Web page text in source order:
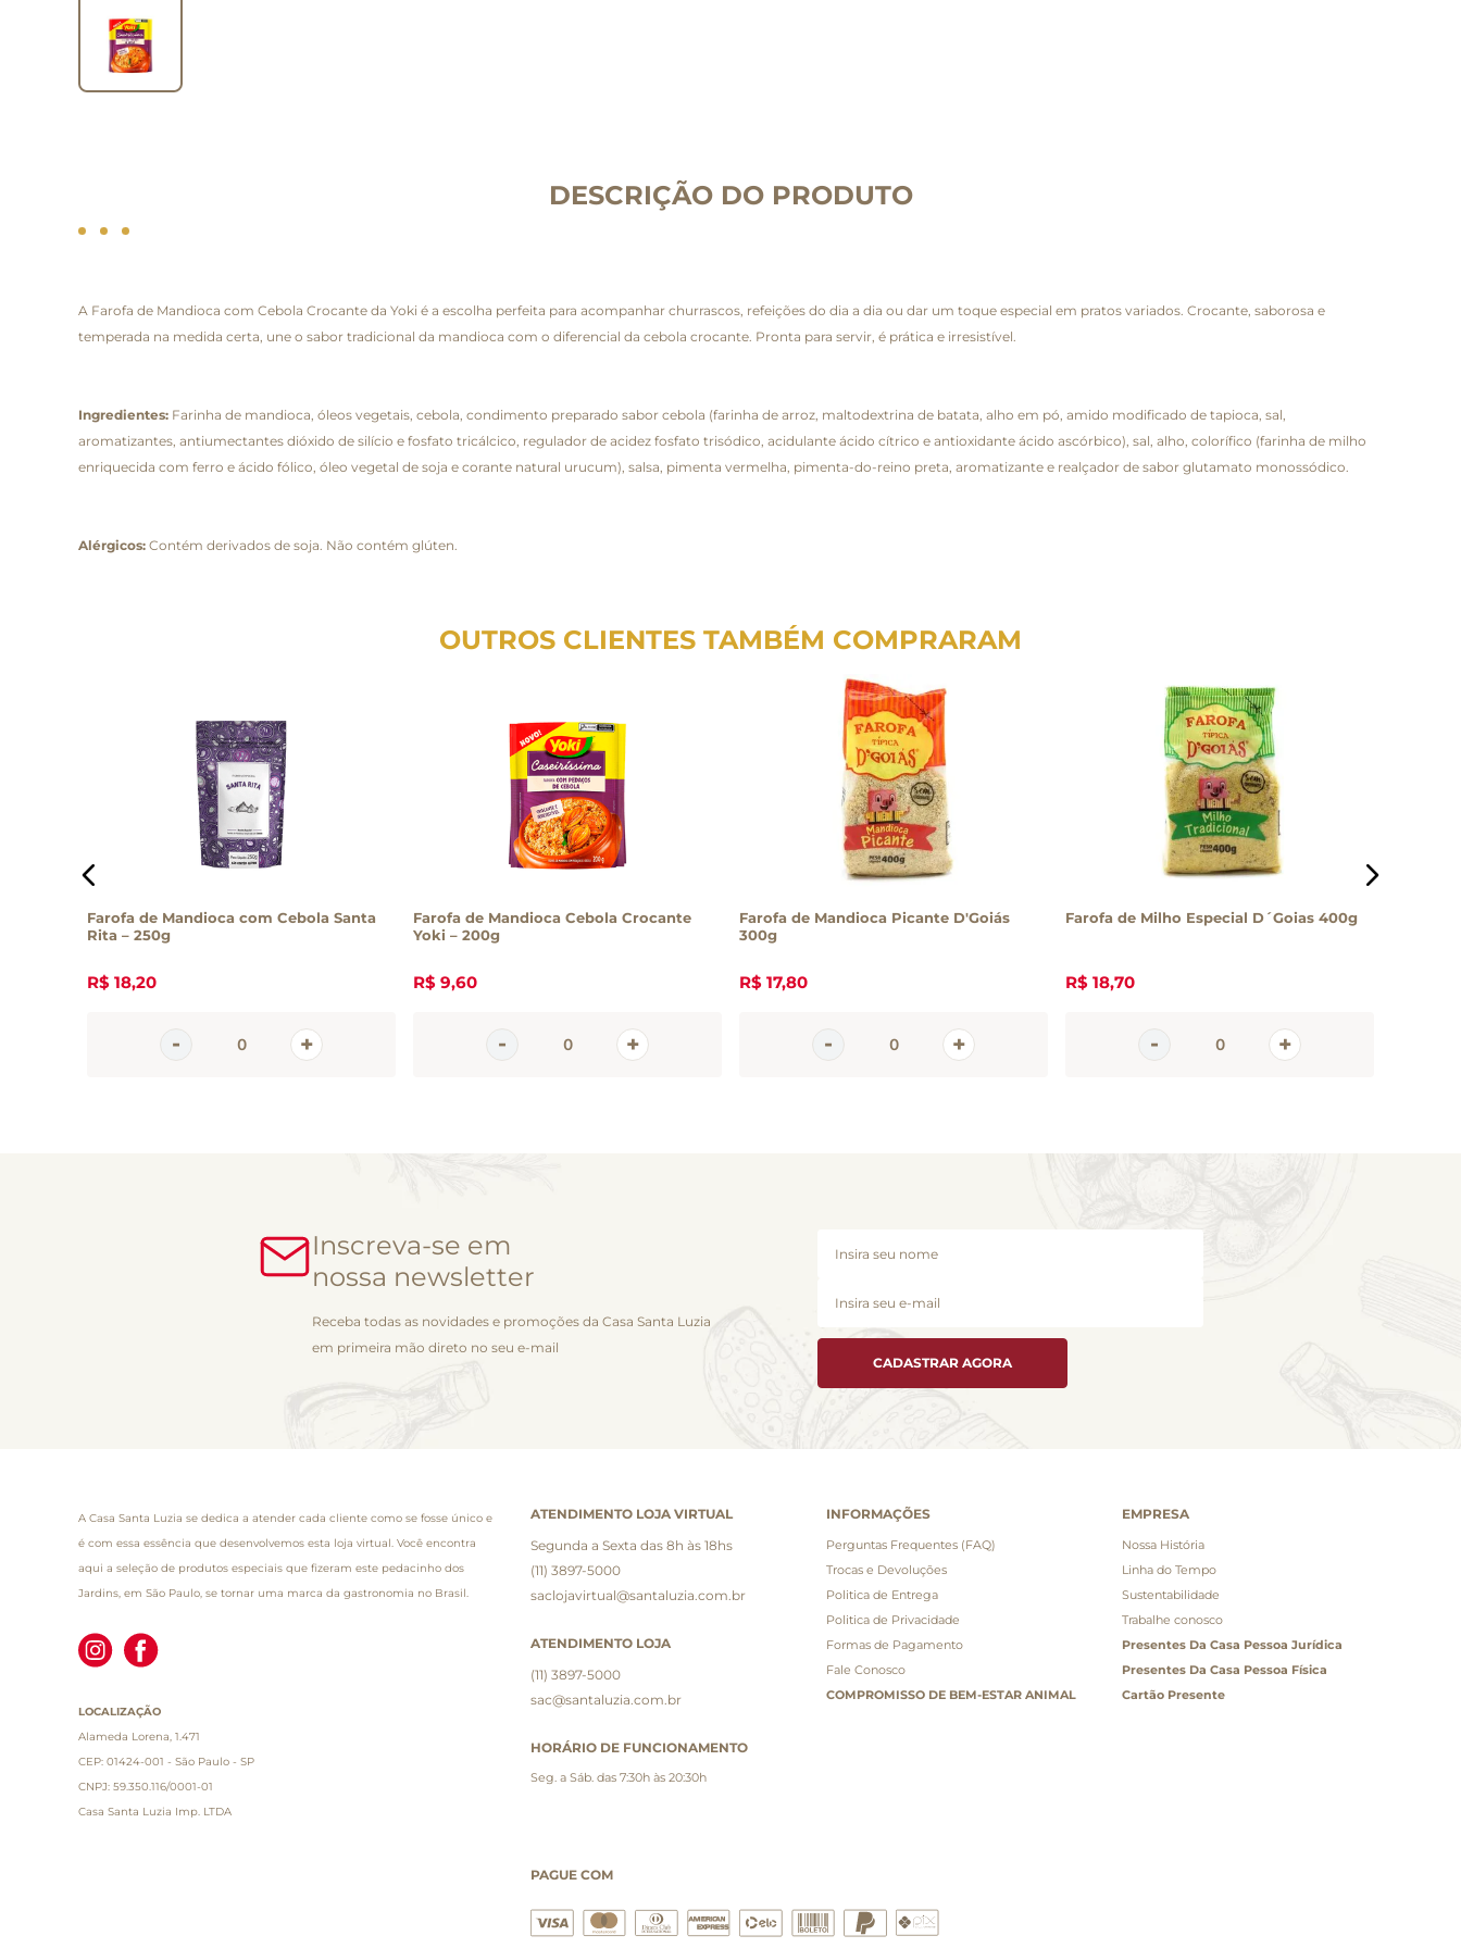
DESCRIÇÃO DO PRODUTO
A Farofa de Mandioca com Cebola Crocante da Yoki é a escolha perfeita para acompanhar churrascos, refeições do dia a dia ou dar um toque especial em pratos variados. Crocante, saborosa e
temperada na medida certa, une o sabor tradicional da mandioca com o diferencial da cebola crocante. Pronta para servir, é prática e irresistível.
Ingredientes: Farinha de mandioca, óleos vegetais, cebola, condimento preparado sabor cebola (farinha de arroz, maltodextrina de batata, alho em pó, amido modificado de tapioca, sal,
aromatizantes, antiumectantes dióxido de silício e fosfato tricálcico, regulador de acidez fosfato trisódico, acidulante ácido cítrico e antioxidante ácido ascórbico), sal, alho, colorífico (farinha de milho
enriquecida com ferro e ácido fólico, óleo vegetal de soja e corante natural urucum), salsa, pimenta vermelha, pimenta-do-reino preta, aromatizante e realçador de sabor glutamato monossódico.
Alérgicos: Contém derivados de soja. Não contém glúten.
OUTROS CLIENTES TAMBÉM COMPRARAM
Farofa de Mandioca com Cebola Santa
Rita – 250g
R$ 18,20
Farofa de Mandioca Cebola Crocante
Yoki – 200g
R$ 9,60
Farofa de Mandioca Picante D'Goiás
300g
R$ 17,80
Farofa de Milho Especial D´Goias 400g
R$ 18,70
Inscreva-se em
nossa newsletter
Receba todas as novidades e promoções da Casa Santa Luzia
em primeira mão direto no seu e-mail
CADASTRAR AGORA
A Casa Santa Luzia se dedica a atender cada cliente como se fosse único e
é com essa essência que desenvolvemos esta loja virtual. Você encontra
aqui a seleção de produtos especiais que fizeram este pedacinho dos
Jardins, em São Paulo, se tornar uma marca da gastronomia no Brasil.
LOCALIZAÇÃO
Alameda Lorena, 1.471
CEP: 01424-001 - São Paulo - SP
CNPJ: 59.350.116/0001-01
Casa Santa Luzia Imp. LTDA
ATENDIMENTO LOJA VIRTUAL
Segunda a Sexta das 8h às 18hs
(11) 3897-5000
saclojavirtual@santaluzia.com.br
ATENDIMENTO LOJA
(11) 3897-5000
sac@santaluzia.com.br
HORÁRIO DE FUNCIONAMENTO
Seg. a Sáb. das 7:30h às 20:30h
INFORMAÇÕES
Perguntas Frequentes (FAQ)
Trocas e Devoluções
Politica de Entrega
Politica de Privacidade
Formas de Pagamento
Fale Conosco
COMPROMISSO DE BEM-ESTAR ANIMAL
EMPRESA
Nossa História
Linha do Tempo
Sustentabilidade
Trabalhe conosco
Presentes Da Casa Pessoa Jurídica
Presentes Da Casa Pessoa Física
Cartão Presente
PAGUE COM